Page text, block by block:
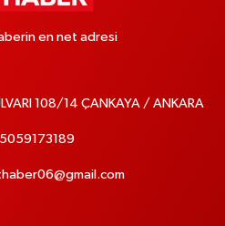
en net adresi
108/14 ÇANKAYA / ANKARA